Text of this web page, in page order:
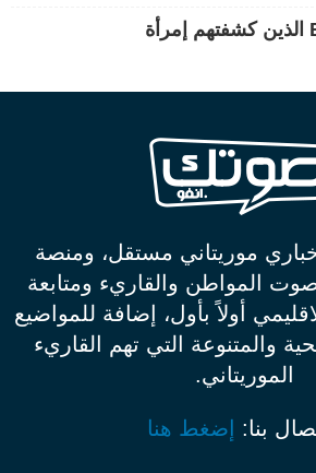
موريتاني مستقل، ومنصة
صوت المواطن والقاريء ومتابعة
أولاً بأول، إضافة للمواضيع
والمتنوعة التي تهم القاريء
الموريتاني.
بنا: إضغط هنا